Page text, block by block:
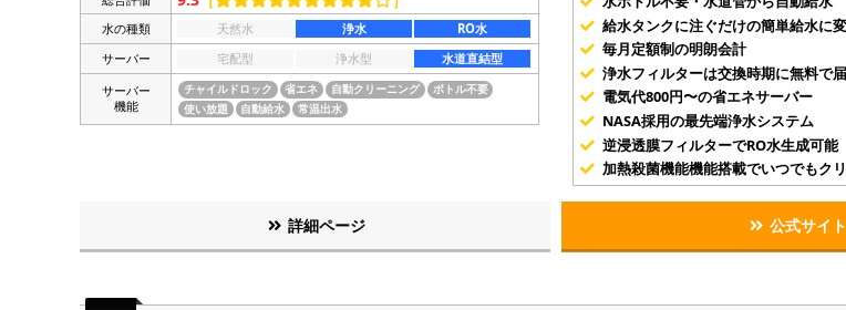
水の種類 天然水 浄水
RO水
サーバー
宅配型 浄水型
水道直結型
サーバー
機能
チャイルドロック 省エネ 自動クリーニング
ボトル不要
使い放題
自動給水 常温出水
給水タンクに注ぐだけの簡単給水に
毎月定額制の明朗会計
浄水フィルターは交換時期に無料で
電気代800円〜の省エネサーバー
NASA採用の最先端浄水システム
逆浸透膜フィルターでRO水生成可能
加熱殺菌機能機能搭載でいつでもク
詳細ページ 公式サイト